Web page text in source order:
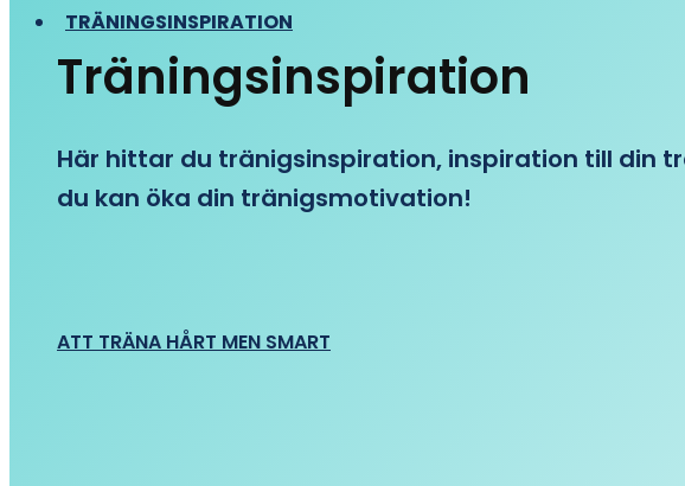
TRÄNINGSINSPIRATION
Träningsinspiration
Här hittar du tränigsinspiration, inspiration till din
du kan öka din tränigsmotivation!
ATT TRÄNA HÅRT MEN SMART